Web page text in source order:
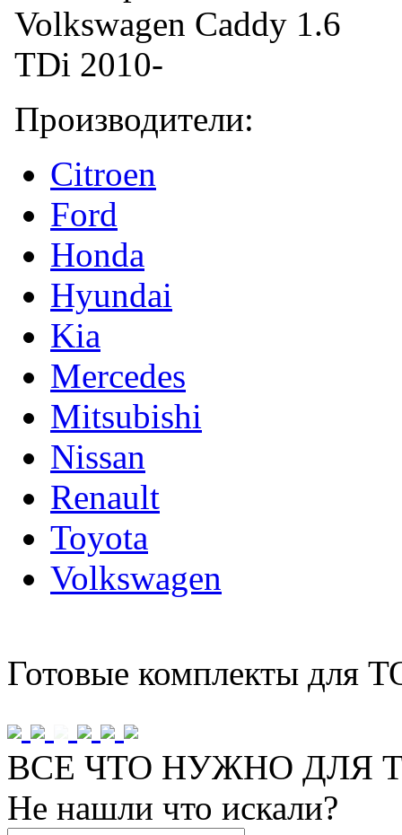
Производители:
Citroen
Ford
Honda
Hyundai
Kia
Mercedes
Mitsubishi
Nissan
Renault
Toyota
Volkswagen
Готовые комплекты для
ВСЕ ЧТО НУЖНО ДЛЯ
Не нашли что искали?